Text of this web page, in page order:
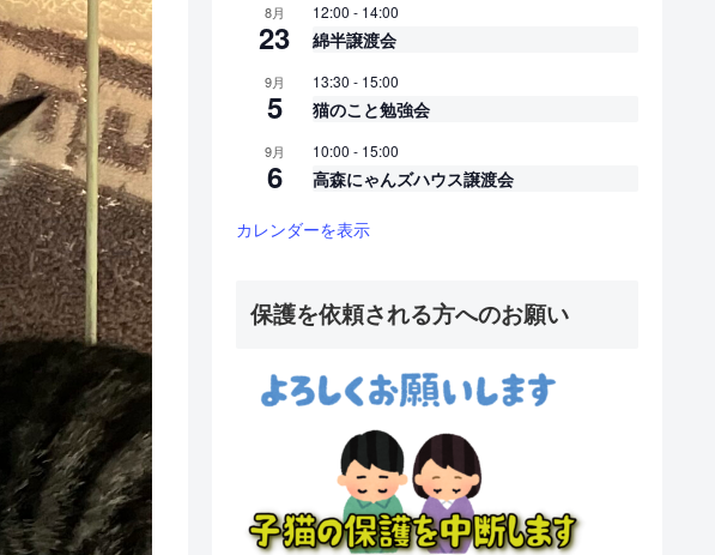
8月
23
12:00 - 14:00
綿半譲渡会
9月
5
13:30 - 15:00
猫のこと勉強会
9月
6
10:00 - 15:00
高森にゃんズハウス譲渡会
カレンダーを表示
保護を依頼される方へのお願い